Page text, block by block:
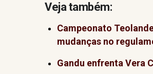
Veja também:
Campeonato
mudanças no
Gandu enfrenta Vera